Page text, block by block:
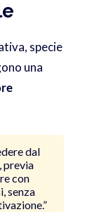
specie
una
dal
previa
con
senza